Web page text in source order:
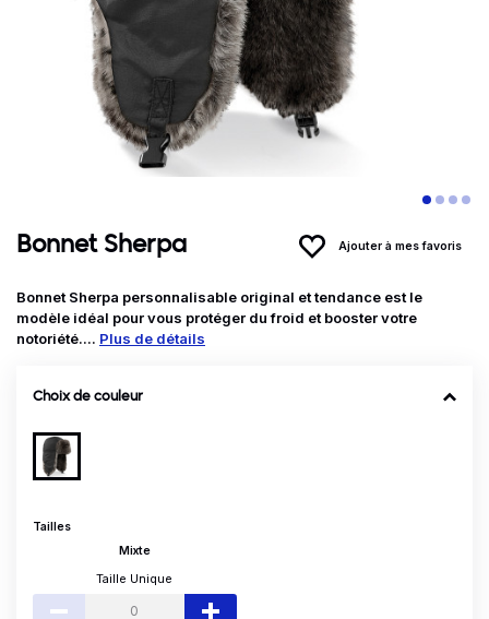
Bonnet Sherpa Ajouter à mes favoris
Bonnet Sherpa personnalisable original et tendance est le
modèle idéal pour vous protéger du froid et booster votre
notoriété.... Plus de détails
Choix de couleur
Tailles
Mixte
Taille Unique